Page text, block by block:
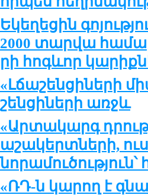
Եկե­ղե­ցին
2000 տար­վա
րի հոգևոր
«Լճա­շեն­ցի­նե­րի
շեն­ցի­նե­րի առջև
«Ար­տա­կարգ
ա­շա­կերտ­նե­րի,
«ՌԴ-ն կա­րող է